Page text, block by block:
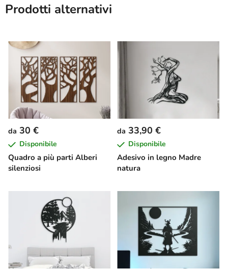
Prodotti alternativi
Quadro a più parti Alberi
silenziosi
da 30 €
Disponibile
Adesivo in legno Madre
natura
da 33,90 €
Disponibile